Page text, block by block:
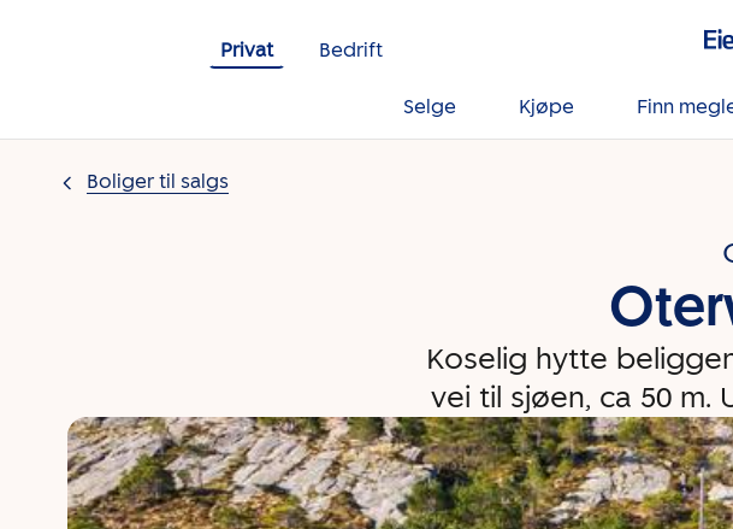
Privat
Bedrift
Selge Kjøpe Finn
Boliger til salgs
Koselig hytte
vei til sjøen, ca 50